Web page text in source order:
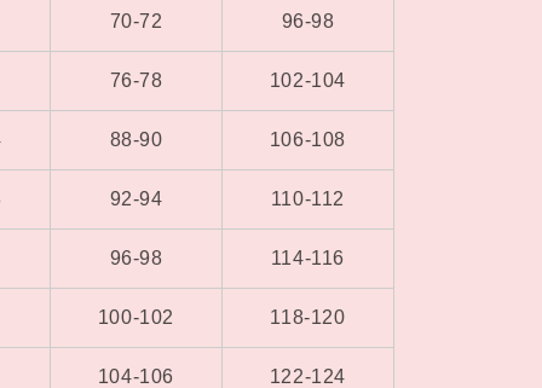
70-72 96-98
76-78 102-104
88-90 106-108
92-94 110-112
96-98 114-116
100-102 118-120
104-106 122-124